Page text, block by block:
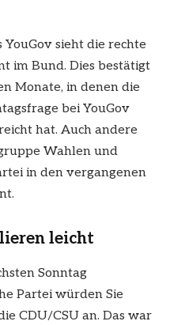
sieht die rechte
im Bund. Dies bestätigt
Monate, in denen die
bei YouGov
hat. Auch andere
Wahlen und
in den vergangenen
leicht
Sonntag
Partei würden Sie
CDU/CSU an. Das war